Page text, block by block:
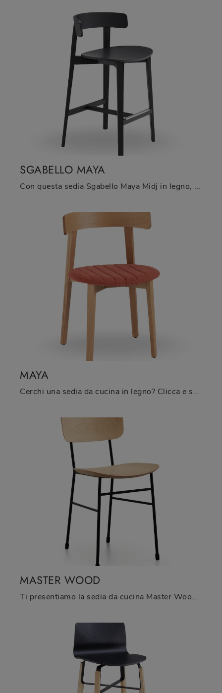
SGABELLO MAYA
Con questa sedia Sgabello Maya Midj in legno, una tra le nostre sedute sgabelli moderne, potrai valorizzare i tuoi spazi.
MAYA
Cerchi una sedia da cucina in legno? Clicca e scopri il modello Maya di Midj per ultimare i tuoi interni al meglio.
MASTER WOOD
Ti presentiamo la sedia da cucina Master Wood per ambientazioni moderne, tra le più originali Sedie fisse di Midj.